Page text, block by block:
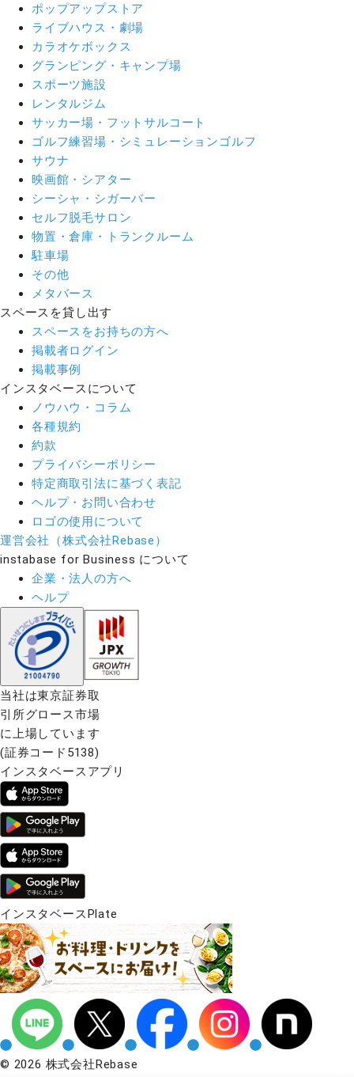
ポップアップストア
ライブハウス・劇場
カラオケボックス
グランピング・キャンプ場
スポーツ施設
レンタルジム
サッカー場・フットサルコート
ゴルフ練習場・シミュレーションゴルフ
サウナ
映画館・シアター
シーシャ・シガーバー
セルフ脱毛サロン
物置・倉庫・トランクルーム
駐車場
その他
メタバース
スペースを貸し出す
スペースをお持ちの方へ
掲載者ログイン
掲載事例
インスタベースについて
ノウハウ・コラム
各種規約
約款
プライバシーポリシー
特定商取引法に基づく表記
ヘルプ・お問い合わせ
ロゴの使用について
運営会社（株式会社Rebase）
instabase for Business について
企業・法人の方へ
ヘルプ
当社は東京証券取
引所グロース市場
に上場しています
(証券コード5138)
インスタベースアプリ
インスタベースPlate
© 2026 株式会社Rebase